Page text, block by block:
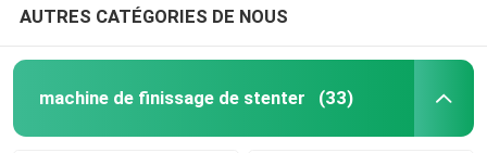
AUTRES CATÉGORIES DE NOUS
machine de finissage de stenter (33)